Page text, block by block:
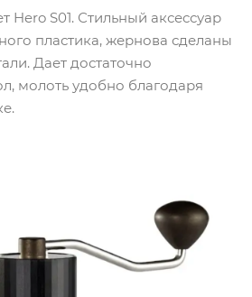
Hero S01. Стильный аксессуар
пластика, жернова сделаны
Дает достаточно
молоть удобно благодаря